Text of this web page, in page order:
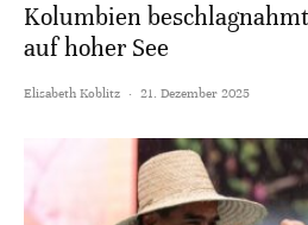
Kolumbien
auf hoher See
Elisabeth Koblitz · 21. Dezember 2025